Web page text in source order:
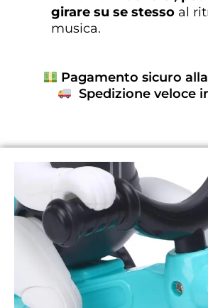
girare su se stessoal
musica.
Pagamento sicuro
Spedizione veloce